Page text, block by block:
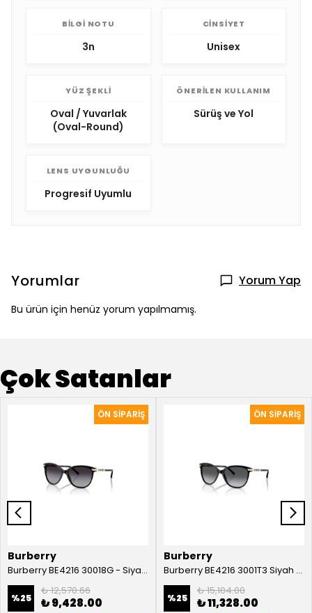
BILGI NOTU
3n
CINSIYET
Unisex
YÜZ ŞEKLI
Oval / Yuvarlak
(Oval-Round)
ÖNERILEN KULLANIM
Sürüş ve Yol
LENS UYGUNLUĞU
Progresif Uyumlu
Yorumlar Yorum Yap
Bu ürün için henüz yorum yapılmamış.
Çok Satanlar
Burberry
Burberry BE4216 30018G - Siyah Kadın Güneş Gözlüğü
%25
₺ 12,570.66
₺ 9,428.00
Burberry
Burberry BE4216 3001T3 Siyah Kadın Güneş Gözlüğü
%25
₺ 15,104.00
₺ 11,328.00